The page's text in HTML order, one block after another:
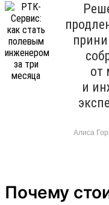
от
и
Алиса
Почему